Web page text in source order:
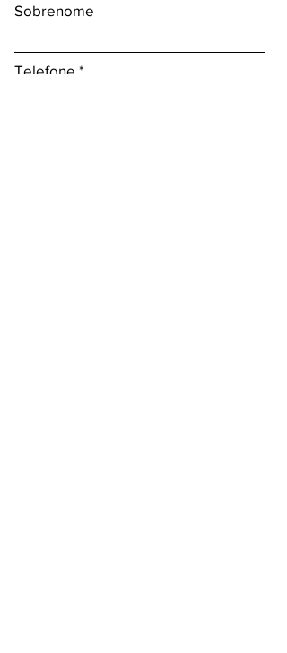
Sobrenome
Telefone